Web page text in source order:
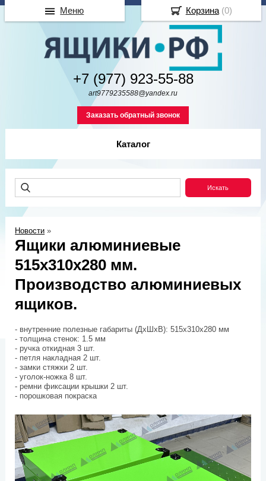
+7 (977) 923-55-88
art9779235588@yandex.ru
Заказать обратный звонок
Каталог
Новости »
Ящики алюминиевые
515х310х280 мм.
Производство алюминиевых
ящиков.
- внутренние полезные габариты (ДхШхВ): 515х310х280 мм
- толщина стенок: 1.5 мм
- ручка откидная 3 шт.
- петля накладная 2 шт.
- замки стяжки 2 шт.
- уголок-ножка 8 шт.
- ремни фиксации крышки 2 шт.
- порошковая покраска
Корзина(0)
Меню